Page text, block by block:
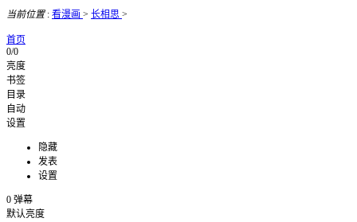
当前位置: 看漫画 > 长相思 >
首页
0/0
亮度
书签
目录
自动
设置
隐藏
发表
设置
0 弹幕
默认亮度